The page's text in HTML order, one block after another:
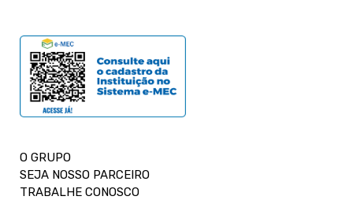
O GRUPO
SEJA NOSSO PARCEIRO
TRABALHE CONOSCO